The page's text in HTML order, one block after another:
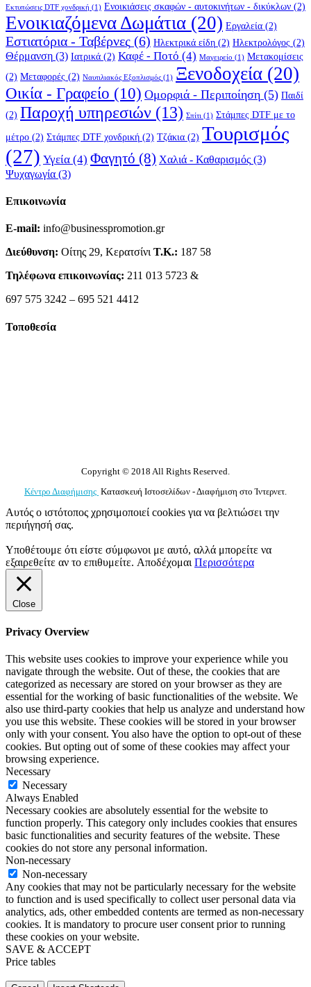
Εκτυπώσεις DTF χονδρική (1) Ενοικιάσεις σκαφών - αυτοκινήτων - δικύκλων (2)
Ενοικιαζόμενα Δωμάτια (20) Εργαλεία (2)
Εστιατόρια - Ταβέρνες (6) Ηλεκτρικά είδη (2) Ηλεκτρολόγος (2)
Θέρμανση (3) Ιατρικά (2) Καφέ - Ποτό (4) Μαγειρείο (1) Μετακομίσεις
(2) Μεταφορές (2) Ναυτιλιακός Εξοπλισμός (1) Ξενοδοχεία (20)
Οικία - Γραφείο (10) Ομορφιά - Περιποίηση (5) Παιδί
(2) Παροχή υπηρεσιών (13) Σπίτι (1) Στάμπες DTF με το
μέτρο (2) Στάμπες DTF χονδρική (2) Τζάκια (2) Τουρισμός
(27) Υγεία (4) Φαγητό (8) Χαλιά - Καθαρισμός (3)
Ψυχαγωγία (3)
Επικοινωνία
E-mail: info@businesspromotion.gr
Διεύθυνση: Οίτης 29, Κερατσίνι Τ.Κ.: 187 58
Τηλέφωνα επικοινωνίας: 211 013 5723 &
697 575 3242 – 695 521 4412
Τοποθεσία
Copyright © 2018 All Rights Reserved.
Κέντρο Διαφήμισης Κατασκευή Ιστοσελίδων - Διαφήμιση στο Ίντερνετ.
Αυτός ο ιστότοπος χρησιμοποιεί cookies για να βελτιώσει την
περιήγησή σας.
Υποθέτουμε ότι είστε σύμφωνοι με αυτό, αλλά μπορείτε να
εξαιρεθείτε αν το επιθυμείτε. Αποδέχομαι Περισσότερα
Close
Privacy Overview
This website uses cookies to improve your experience while you
navigate through the website. Out of these, the cookies that are
categorized as necessary are stored on your browser as they are
essential for the working of basic functionalities of the website. We
also use third-party cookies that help us analyze and understand how
you use this website. These cookies will be stored in your browser
only with your consent. You also have the option to opt-out of these
cookies. But opting out of some of these cookies may affect your
browsing experience.
Necessary
Necessary
Always Enabled
Necessary cookies are absolutely essential for the website to
function properly. This category only includes cookies that ensures
basic functionalities and security features of the website. These
cookies do not store any personal information.
Non-necessary
Non-necessary
Any cookies that may not be particularly necessary for the website
to function and is used specifically to collect user personal data via
analytics, ads, other embedded contents are termed as non-necessary
cookies. It is mandatory to procure user consent prior to running
these cookies on your website.
SAVE & ACCEPT
Price tables